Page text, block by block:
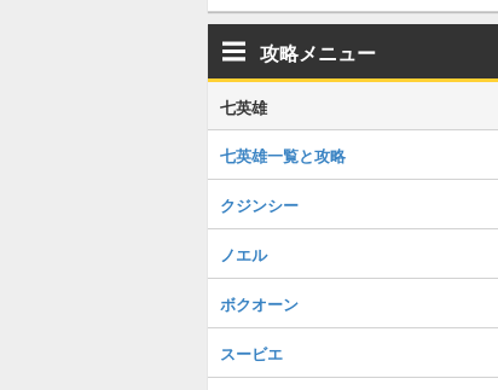
攻略メニュー
七英雄
七英雄一覧と攻略
クジンシー
ノエル
ボクオーン
スービエ